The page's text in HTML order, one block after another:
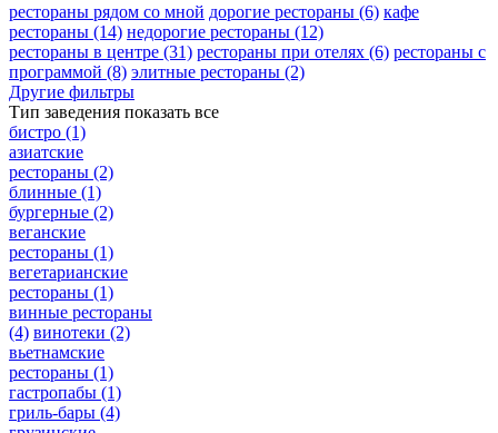
рестораны рядом со мной дорогие рестораны (6) кафе
рестораны (14) недорогие рестораны (12)
рестораны в центре (31) рестораны при отелях (6) рестораны с
программой (8) элитные рестораны (2)
Другие фильтры
Тип заведения показать все
бистро (1)
азиатские
рестораны (2)
блинные (1)
бургерные (2)
веганские
рестораны (1)
вегетарианские
рестораны (1)
винные рестораны
(4) винотеки (2)
вьетнамские
рестораны (1)
гастропабы (1)
гриль-бары (4)